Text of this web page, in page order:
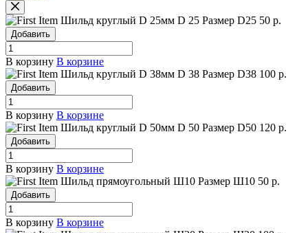
Шильд круглый D 25мм D 25 Размер D25 50 р.
Добавить
В корзину В корзине
Шильд круглый D 38мм D 38 Размер D38 100 р.
Добавить
В корзину В корзине
Шильд круглый D 50мм D 50 Размер D50 120 р.
Добавить
В корзину В корзине
Шильд прямоугольный Ш10 Размер Ш10 50 р.
Добавить
В корзину В корзине